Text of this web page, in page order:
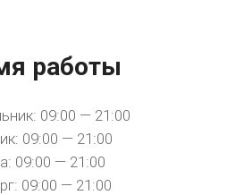
работы
09:00 — 21:00
09:00 — 21:00
09:00 — 21:00
09:00 — 21:00